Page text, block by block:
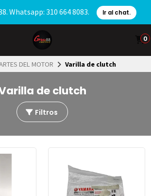
Whatsapp: 310 664 8083. Ir al chat.
0
DEL MOTOR Varilla de clutch
de clutch
Filtros